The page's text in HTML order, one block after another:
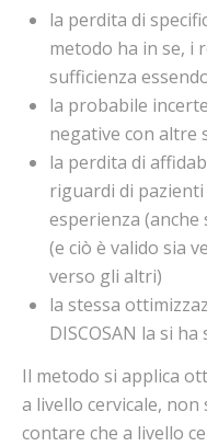
la perdita di
metodo ha in se, i
sufficienza
la probabile
negative con altre
la perdita di
riguardi di
esperienza (anche
(e ciò è valido sia
verso gli altri)
la stessa
DISCOSAN la si
Il metodo si applica
a livello cervicale, non
contare che a livello